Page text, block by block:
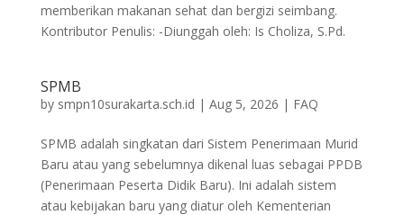
memberikan makanan sehat dan bergizi seimbang.
Kontributor Penulis: -Diunggah oleh: Is Choliza, S.Pd.
SPMB
by smpn10surakarta.sch.id | Aug 5, 2026 | FAQ
SPMB adalah singkatan dari Sistem Penerimaan Murid
Baru atau yang sebelumnya dikenal luas sebagai PPDB
(Penerimaan Peserta Didik Baru). Ini adalah sistem
atau kebijakan baru yang diatur oleh Kementerian